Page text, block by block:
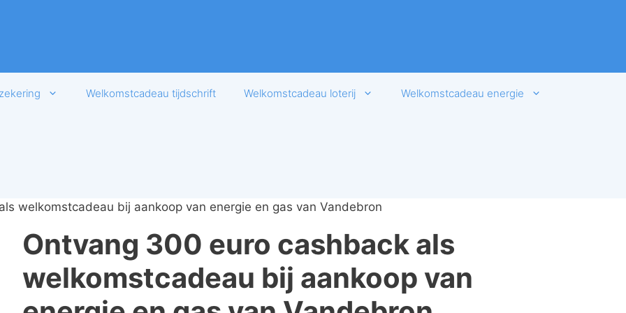
Welkomstcadeau tijdschrift Welkomstcadeau loterij Welkomstcadeau energie
welkomstcadeau bij aankoop van energie en gas van Vandebron
Ontvang 300 euro cashback als
welkomstcadeau bij aankoop van